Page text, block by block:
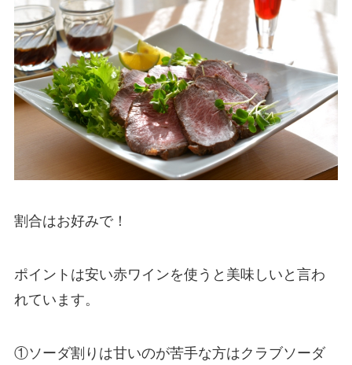
割合はお好みで！
ポイントは安い赤ワインを使うと美味しいと言わ
れています。
①ソーダ割りは甘いのが苦手な方はクラブソーダ